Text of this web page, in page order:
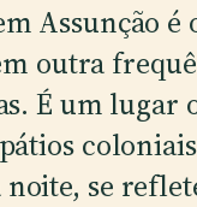
Assunção é
outra
É um lugar
se